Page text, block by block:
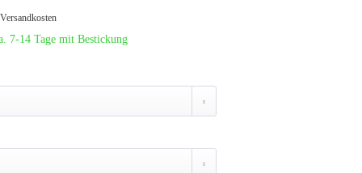
7-14 Tage mit Bestickung